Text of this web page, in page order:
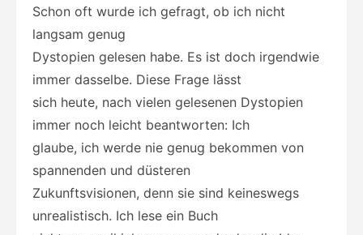
Schon oft wurde ich gefragt, ob ich nicht
langsam genug
Dystopien gelesen habe. Es ist doch irgendwie
immer dasselbe. Diese Frage lässt
sich heute, nach vielen gelesenen Dystopien
immer noch leicht beantworten: Ich
glaube, ich werde nie genug bekommen von
spannenden und düsteren
Zukunftsvisionen, denn sie sind keineswegs
unrealistisch. Ich lese ein Buch